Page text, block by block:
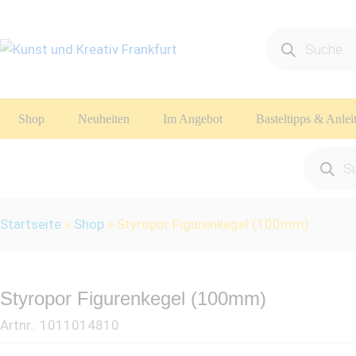
search
Shop Neuheiten Im Angebot Basteltipps &
search
Startseite » Shop » Styropor Figurenkegel (100mm)
Styropor Figurenkegel (100mm)
Artnr.: 1011014810